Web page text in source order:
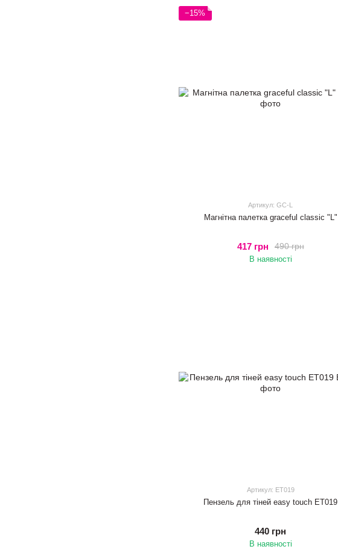
−15%
Артикул: GC-L
Магнітна палетка graceful classic "L"
490 грн
417 грн
В наявності
Артикул: ET019
Пензель для тіней easy touch ET019
440 грн
В наявності